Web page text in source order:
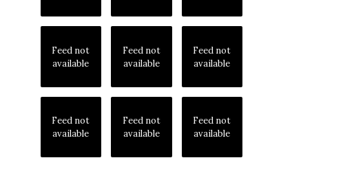
Feed not
available
Feed not
available
Feed not
available
Feed not
available
Feed not
available
Feed not
available